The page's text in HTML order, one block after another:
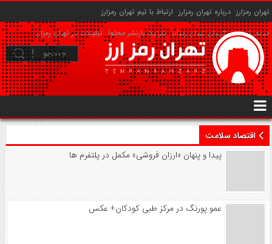
تهران رمزارز درباره تهران رمزارز ارتباط با تیم تهران رمزارز
حریم شخصی کاربران تهران رمزارز شرایط بازنشر محتوا تبلیغات در تهران رمزارز
اقتصاد سلامت
پیدا و پنهان «ارزان فروشی» مکمل در پلتفرم ها
عمو پورنگ در مرکز طبی کودکان+ عکس